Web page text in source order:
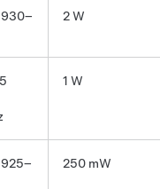
2 W
1 W
250 mW